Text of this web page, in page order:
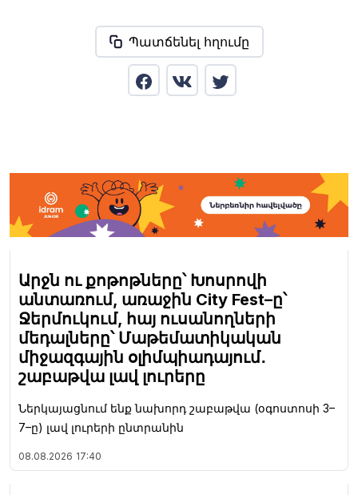
Պատճենել հղումը
Արջն ու քոթոթները՝ Խոսրովի
անտառում, առաջին City Fest–ը՝
Ջերմուկում, հայ ուսանողների
մեդալները՝ Մաթեմատիկական
միջազգային օլիմպիադայում․
շաբաթվա լավ լուրերը
Ներկայացնում ենք նախորդ շաբաթվա (օգոստոսի 3–
7–ը) լավ լուրերի ընտրանին
08.08.2026 17:40